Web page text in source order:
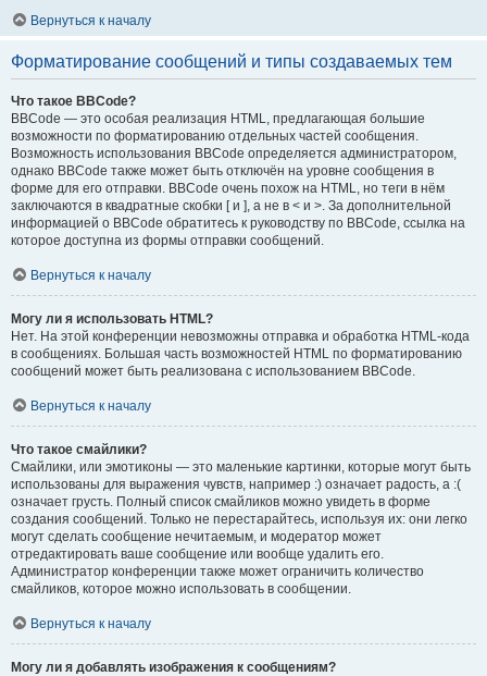
Вернуться к началу
Форматирование сообщений и типы создаваемых тем
Что такое BBCode?
BBCode — это особая реализация HTML, предлагающая большие
возможности по форматированию отдельных частей сообщения.
Возможность использования BBCode определяется администратором,
однако BBCode также может быть отключён на уровне сообщения в
форме для его отправки. BBCode очень похож на HTML, но теги в нём
заключаются в квадратные скобки [ и ], а не в < и >. За дополнительной
информацией о BBCode обратитесь к руководству по BBCode, ссылка на
которое доступна из формы отправки сообщений.
Вернуться к началу
Могу ли я использовать HTML?
Нет. На этой конференции невозможны отправка и обработка HTML-кода
в сообщениях. Большая часть возможностей HTML по форматированию
сообщений может быть реализована с использованием BBCode.
Вернуться к началу
Что такое смайлики?
Смайлики, или эмотиконы — это маленькие картинки, которые могут быть
использованы для выражения чувств, например :) означает радость, а :(
означает грусть. Полный список смайликов можно увидеть в форме
создания сообщений. Только не перестарайтесь, используя их: они легко
могут сделать сообщение нечитаемым, и модератор может
отредактировать ваше сообщение или вообще удалить его.
Администратор конференции также может ограничить количество
смайликов, которое можно использовать в сообщении.
Вернуться к началу
Могу ли я добавлять изображения к сообщениям?